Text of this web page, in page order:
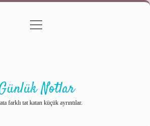
Gizlilik Politikası
menüyü
Notlar
farklı tat katan küçük ayrıntılar.